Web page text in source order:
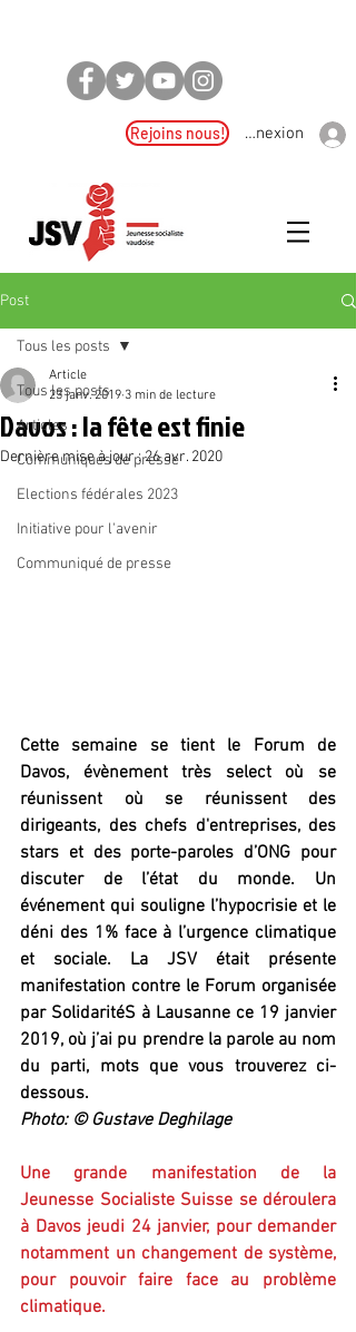
Rejoins nous! Connexion
Post
Tous les posts
Articles
Communiqués de presse
Elections fédérales 2023
Initiative pour l'avenir
Communiqué de presse
Tous les posts
Davos : la fête est finie
Article
23 janv. 2019 3 min de lecture
Dernière mise à jour :26 avr. 2020
Cette semaine se tient le Forum de
Davos, évènement très select où se
réunissent où se réunissent des
dirigeants, des chefs d'entreprises, des
stars et des porte-paroles d’ONG pour
discuter de l’état du monde. Un
événement qui souligne l’hypocrisie et le
déni des 1% face à l’urgence climatique
et sociale. La JSV était présente
manifestation contre le Forum organisée
par SolidaritéS à Lausanne ce 19 janvier
2019, où j’ai pu prendre la parole au nom
du parti, mots que vous trouverez ci-
dessous.
Photo: ©️ Gustave Deghilage
Une grande manifestation de la
Jeunesse Socialiste Suisse se déroulera
à Davos jeudi 24 janvier, pour demander
notamment un changement de système,
pour pouvoir faire face au problème
climatique.